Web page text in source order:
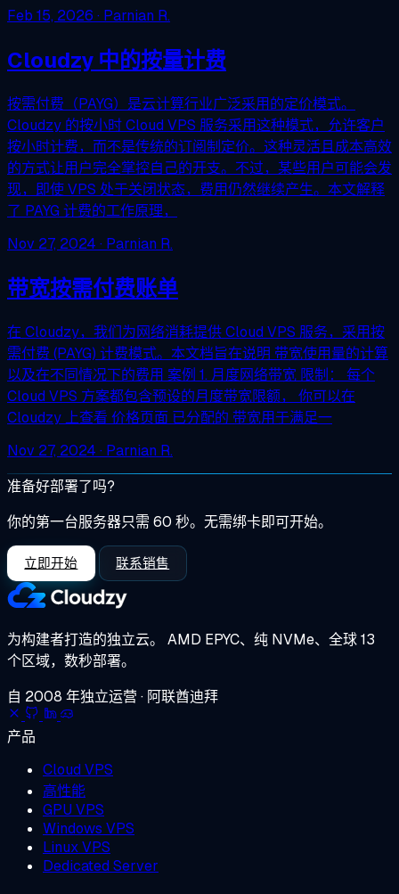
Feb 15, 2026 · Parnian R.
Cloudzy 中的按量计费
按需付费（PAYG）是云计算行业广泛采用的定价模式。
Cloudzy 的按小时 Cloud VPS 服务采用这种模式，允许客户
按小时计费，而不是传统的订阅制定价。这种灵活且成本高效
的方式让用户完全掌控自己的开支。不过，某些用户可能会发
现，即使 VPS 处于关闭状态，费用仍然继续产生。本文解释
了 PAYG 计费的工作原理，
Nov 27, 2024 · Parnian R.
带宽按需付费账单
在 Cloudzy，我们为网络消耗提供 Cloud VPS 服务，采用按
需付费 (PAYG) 计费模式。本文档旨在说明 带宽使用量的计算
以及在不同情况下的费用 案例 1. 月度网络带宽 限制： 每个
Cloud VPS 方案都包含预设的月度带宽限额， 你可以在
Cloudzy 上查看 价格页面 已分配的 带宽用于满足一
Nov 27, 2024 · Parnian R.
准备好部署了吗?
你的第一台服务器只需 60 秒。无需绑卡即可开始。
立即开始 联系销售
为构建者打造的独立云。 AMD EPYC、纯 NVMe、全球 13
个区域，数秒部署。
自 2008 年独立运营 · 阿联酋迪拜
产品
Cloud VPS
高性能
GPU VPS
Windows VPS
Linux VPS
Dedicated Server